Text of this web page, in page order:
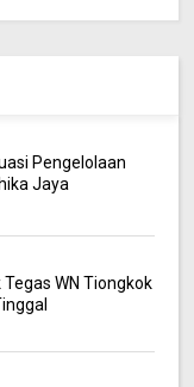
Pengelolaan
Jaya
WN Tiongkok